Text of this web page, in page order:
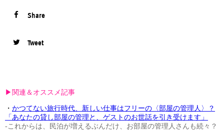
Share
Tweet
▶︎関連＆オススメ記事
・ かつてない旅行時代、新しい仕事はフリーの〈部屋の管理人〉？
「あなたの貸し部屋の管理と、ゲストのお世話を引き受けます」
-これからは、民泊が増えるぶんだけ、お部屋の管理人さんも続々？